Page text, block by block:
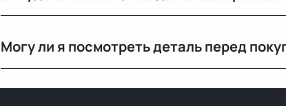
продажей.
Могу ли я посмотреть деталь перед